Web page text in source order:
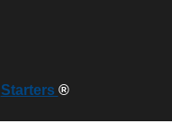
Starters ®